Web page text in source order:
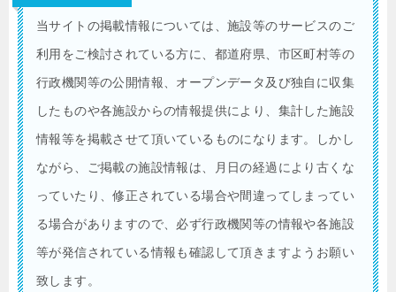
当サイトの掲載情報については、施設等のサービスのご
利用をご検討されている方に、都道府県、市区町村等の
行政機関等の公開情報、オープンデータ及び独自に収集
したものや各施設からの情報提供により、集計した施設
情報等を掲載させて頂いているものになります。しかし
ながら、ご掲載の施設情報は、月日の経過により古くな
っていたり、修正されている場合や間違ってしまってい
る場合がありますので、必ず行政機関等の情報や各施設
等が発信されている情報も確認して頂きますようお願い
致します。